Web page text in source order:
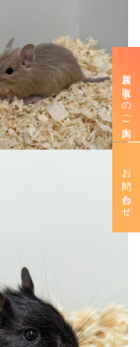
新規お取引きのご案内
お問い合わせ